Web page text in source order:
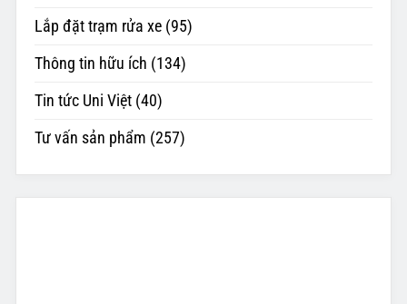
Lắp đặt trạm rửa xe (95)
Thông tin hữu ích (134)
Tin tức Uni Việt (40)
Tư vấn sản phẩm (257)